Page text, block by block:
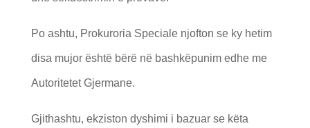
Po ashtu, Prokuroria Speciale njofton se ky hetim
disa mujor është bërë në bashkëpunim edhe me
Autoritetet Gjermane.
Gjithashtu, ekziston dyshimi i bazuar se këta